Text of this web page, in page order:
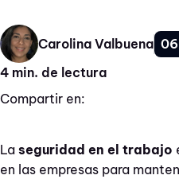
Carolina Valbuena
4 min. de lectura
Compartir en:
La seguridad en el trabajo
en las empresas para